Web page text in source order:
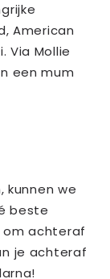
American
Via Mollie
een mum
kunnen we
beste
om achteraf
je achteraf